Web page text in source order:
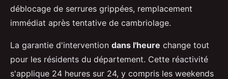
déblocage de serrures grippées, remplacement
immédiat après tentative de cambriolage.
La garantie d'intervention dans l'heure change tout
pour les résidents du département. Cette réactivité
s'applique 24 heures sur 24, y compris les weekends